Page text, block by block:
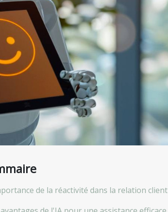
de la réactivité dans la relation client